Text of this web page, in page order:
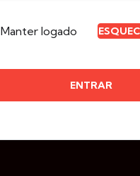
Manter logado
ENTRAR